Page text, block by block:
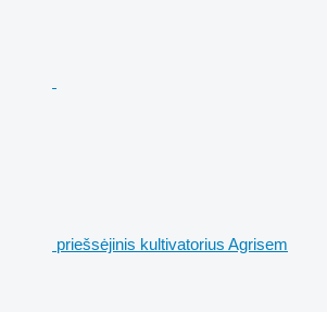
priešsėjinis kultivatorius Agrisem